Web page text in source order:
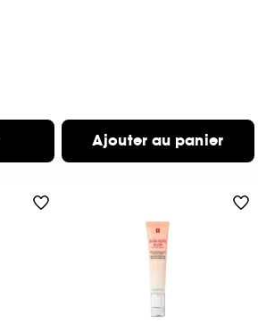
Ajouter au panier